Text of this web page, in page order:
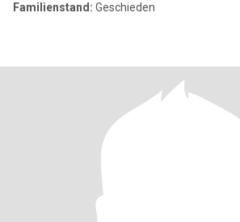
Familienstand: Geschieden